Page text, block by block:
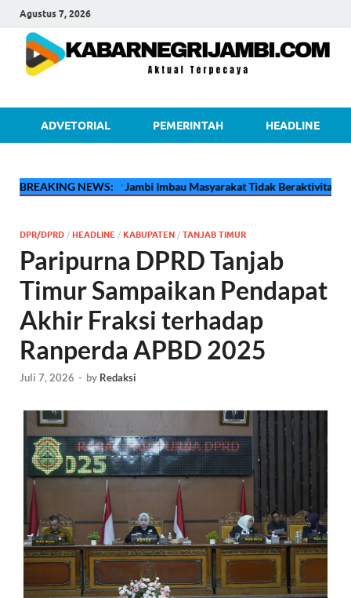
Agustus 7, 2026
ADVETORIAL PEMERINTAH HEADLINE
BREAKING NEWS:
Pertamina EP Jambi Imbau Masyarakat Tidak Beraktivitas di Atas
DPR/DPRD / HEADLINE / KABUPATEN / TANJAB TIMUR
Paripurna DPRD Tanjab
Timur Sampaikan Pendapat
Akhir Fraksi terhadap
Ranperda APBD 2025
Juli 7, 2026 - by Redaksi